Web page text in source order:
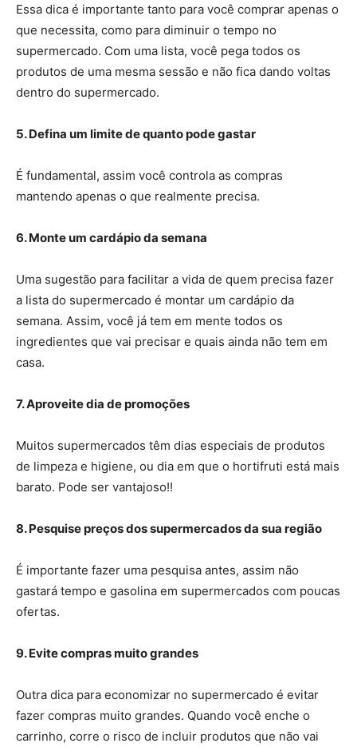
Essa dica é importante tanto para você comprar apenas o
que necessita, como para diminuir o tempo no
supermercado. Com uma lista, você pega todos os
produtos de uma mesma sessão e não fica dando voltas
dentro do supermercado.
5. Defina um limite de quanto pode gastar
É fundamental, assim você controla as compras
mantendo apenas o que realmente precisa.
6. Monte um cardápio da semana
Uma sugestão para facilitar a vida de quem precisa fazer
a lista do supermercado é montar um cardápio da
semana. Assim, você já tem em mente todos os
ingredientes que vai precisar e quais ainda não tem em
casa.
7. Aproveite dia de promoções
Muitos supermercados têm dias especiais de produtos
de limpeza e higiene, ou dia em que o hortifruti está mais
barato. Pode ser vantajoso!!
8. Pesquise preços dos supermercados da sua região
É importante fazer uma pesquisa antes, assim não
gastará tempo e gasolina em supermercados com poucas
ofertas.
9. Evite compras muito grandes
Outra dica para economizar no supermercado é evitar
fazer compras muito grandes. Quando você enche o
carrinho, corre o risco de incluir produtos que não vai